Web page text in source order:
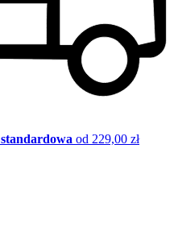
od 229,00 zł